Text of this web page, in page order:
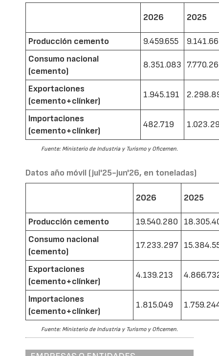
2026 2025
Producción cemento 9.459.655
Consumo nacional
(cemento)
8.351.083
Exportaciones
(cemento+clínker)
1.945.191
Importaciones
(cemento+clínker)
482.719
Fuente: Ministerio de Industria y Turismo y Oficemen.
Datos año móvil (jul'25-jun'26, en toneladas)
2026 2025
Producción cemento 19.540.280
Consumo nacional
(cemento)
17.233.297
Exportaciones
(cemento+clínker)
4.139.213
Importaciones
(cemento+clínker)
1.815.049
Fuente: Ministerio de Industria y Turismo y Oficemen.